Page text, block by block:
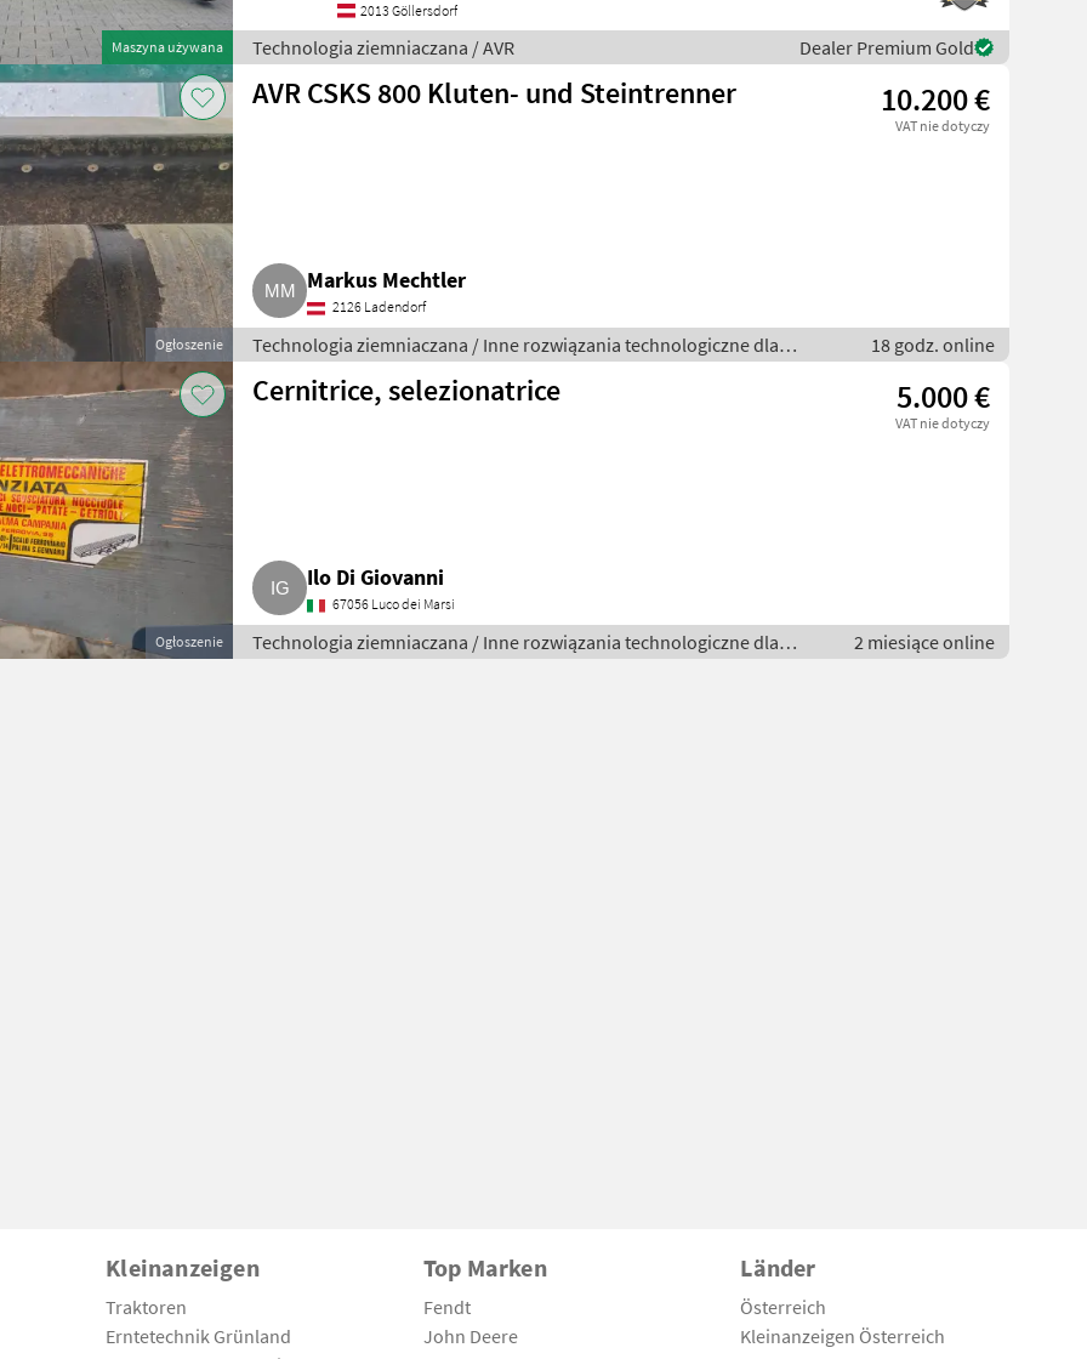
Maszyna używana
2013 Göllersdorf
Technologia ziemniaczana / AVR Dealer Premium Gold
Ogłoszenie
AVR CSKS 800 Kluten- und Steintrenner 10.200 €
VAT nie dotyczy
Markus Mechtler
2126 Ladendorf
Technologia ziemniaczana / Inne rozwiązania technologiczne dla
ziemniaków
18 godz. online
Ogłoszenie
Cernitrice, selezionatrice 5.000 €
VAT nie dotyczy
Ilo Di Giovanni
67056 Luco dei Marsi
Technologia ziemniaczana / Inne rozwiązania technologiczne dla
ziemniaków
2 miesiące online
Kleinanzeigen
Traktoren
Erntetechnik Grünland
Top Marken
Fendt
John Deere
Länder
Österreich
Kleinanzeigen Österreich